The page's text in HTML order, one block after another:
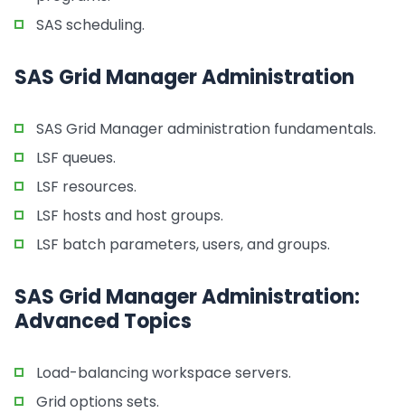
SAS scheduling.
SAS Grid Manager Administration
SAS Grid Manager administration fundamentals.
LSF queues.
LSF resources.
LSF hosts and host groups.
LSF batch parameters, users, and groups.
SAS Grid Manager Administration:
Advanced Topics
Load-balancing workspace servers.
Grid options sets.